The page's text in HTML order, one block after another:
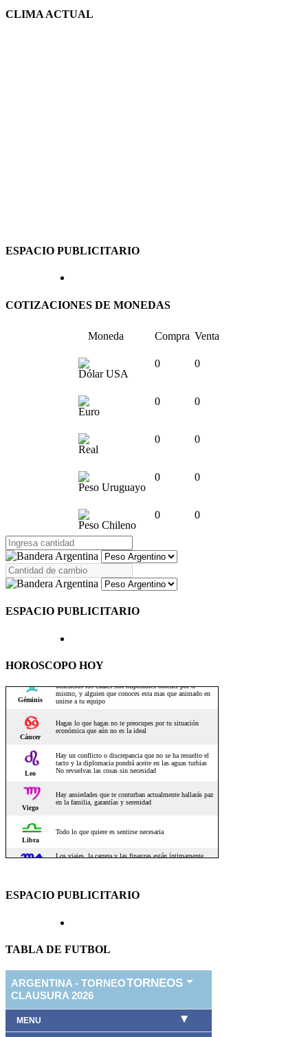
CLIMA ACTUAL
ESPACIO PUBLICITARIO
COTIZACIONES DE MONEDAS
Moneda Compra Venta
Dólar USA
0 0
Euro
0 0
Real
0 0
Peso Uruguayo
0 0
Peso Chileno
0 0
ESPACIO PUBLICITARIO
HOROSCOPO HOY
ESPACIO PUBLICITARIO
TABLA DE FUTBOL